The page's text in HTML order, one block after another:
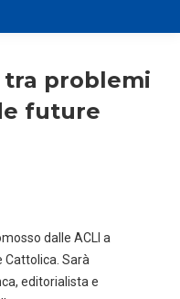
tra problemi
future
dalle ACLI a
Cattolica. Sarà
editorialista e